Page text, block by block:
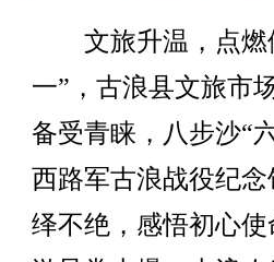
文旅升温，点燃
一”，古浪县文旅市
备受青睐，八步沙“
西路军古浪战役纪
绎不绝，感悟初心